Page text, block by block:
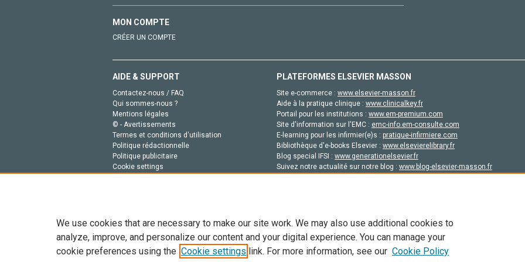
MON COMPTE
CRÉER UN COMPTE
AIDE & SUPPORT
Contactez-nous / FAQ
Qui sommes-nous ?
Mentions légales
© - Avertissements
Termes et conditions d'utilisation
Politique rédactionnelle
Politique publicitaire
Cookie settings
PLATEFORMES ELSEVIER MASSON
Site e-commerce : www.elsevier-masson.fr
Aide à la pratique clinique : www.clinicalkey.fr
Portail pour les institutions : www.em-premium.com
Site d'information sur l'EMC : emc-info.em-consulte.com
E-learning pour les infirmier(e)s : pratique-infirmiere.com
Bibliothèque d'e-books Elsevier : www.elsevierelibrary.fr
Blog special IFSI : www.generationelsevier.fr
Suivez notre actualité sur notre blog : www.blog-elsevier-masson.fr
Tout le contenu de ce site: Copyright © 2026 Elsevier, ses concédants de licence et ses contributeurs. Tout les droits sont réservés,
We use cookies that are necessary to make our site work. We may also use additional cookies to
analyze, improve, and personalize our content and your digital experience. You can manage your
cookie preferences using the Cookie settings link. For more information, see our Cookie Policy